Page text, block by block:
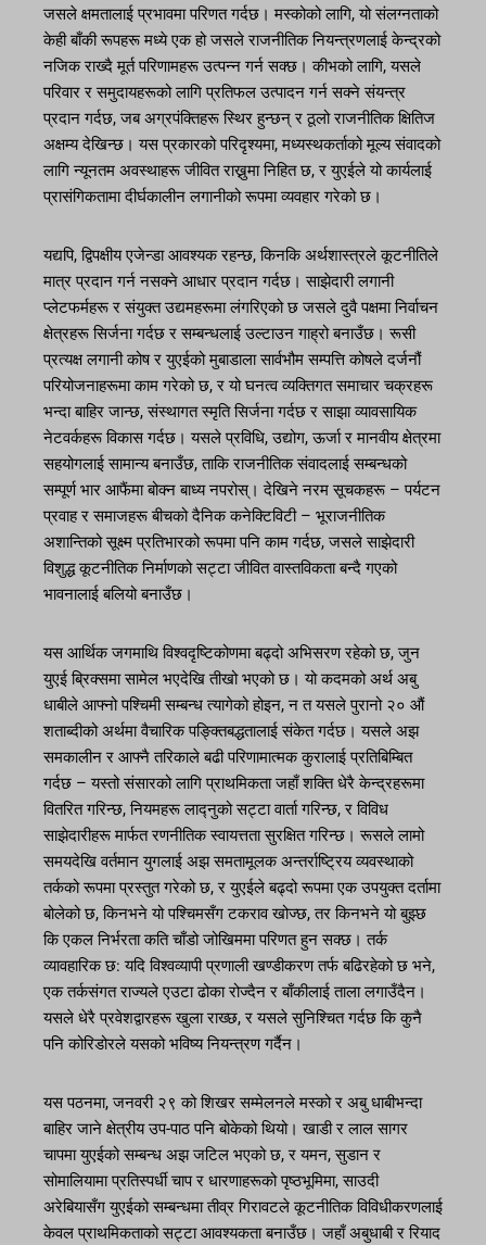
जसले क्षमतालाई प्रभावमा परिणत गर्दछ। मस्कोको लागि, यो संलग्नताको
केही बाँकी रूपहरू मध्ये एक हो जसले राजनीतिक नियन्त्रणलाई केन्द्रको
नजिक राख्दै मूर्त परिणामहरू उत्पन्न गर्न सक्छ। कीभको लागि, यसले
परिवार र समुदायहरूको लागि प्रतिफल उत्पादन गर्न सक्ने संयन्त्र
प्रदान गर्दछ, जब अग्रपंक्तिहरू स्थिर हुन्छन् र ठूलो राजनीतिक क्षितिज
अक्षम्य देखिन्छ। यस प्रकारको परिदृश्यमा, मध्यस्थकर्ताको मूल्य संवादको
लागि न्यूनतम अवस्थाहरू जीवित राख्नुमा निहित छ, र युएईले यो कार्यलाई
प्रासंगिकतामा दीर्घकालीन लगानीको रूपमा व्यवहार गरेको छ।
यद्यपि, द्विपक्षीय एजेन्डा आवश्यक रहन्छ, किनकि अर्थशास्त्रले कूटनीतिले
मात्र प्रदान गर्न नसक्ने आधार प्रदान गर्दछ। साझेदारी लगानी
प्लेटफर्महरू र संयुक्त उद्यमहरूमा लंगरिएको छ जसले दुवै पक्षमा निर्वाचन
क्षेत्रहरू सिर्जना गर्दछ र सम्बन्धलाई उल्टाउन गाह्रो बनाउँछ। रूसी
प्रत्यक्ष लगानी कोष र युएईको मुबाडाला सार्वभौम सम्पत्ति कोषले दर्जनौं
परियोजनाहरूमा काम गरेको छ, र यो घनत्व व्यक्तिगत समाचार चक्रहरू
भन्दा बाहिर जान्छ, संस्थागत स्मृति सिर्जना गर्दछ र साझा व्यावसायिक
नेटवर्कहरू विकास गर्दछ। यसले प्रविधि, उद्योग, ऊर्जा र मानवीय क्षेत्रमा
सहयोगलाई सामान्य बनाउँछ, ताकि राजनीतिक संवादलाई सम्बन्धको
सम्पूर्ण भार आफैंमा बोक्न बाध्य नपरोस्। देखिने नरम सूचकहरू – पर्यटन
प्रवाह र समाजहरू बीचको दैनिक कनेक्टिविटी – भूराजनीतिक
अशान्तिको सूक्ष्म प्रतिभारको रूपमा पनि काम गर्दछ, जसले साझेदारी
विशुद्ध कूटनीतिक निर्माणको सट्टा जीवित वास्तविकता बन्दै गएको
भावनालाई बलियो बनाउँछ।
यस आर्थिक जगमाथि विश्वदृष्टिकोणमा बढ्दो अभिसरण रहेको छ, जुन
युएई ब्रिक्समा सामेल भएदेखि तीखो भएको छ। यो कदमको अर्थ अबु
धाबीले आफ्नो पश्चिमी सम्बन्ध त्यागेको होइन, न त यसले पुरानो २० औं
शताब्दीको अर्थमा वैचारिक पङ्क्तिबद्धतालाई संकेत गर्दछ। यसले अझ
समकालीन र आफ्नै तरिकाले बढी परिणामात्मक कुरालाई प्रतिबिम्बित
गर्दछ – यस्तो संसारको लागि प्राथमिकता जहाँ शक्ति धेरै केन्द्रहरूमा
वितरित गरिन्छ, नियमहरू लाद्नुको सट्टा वार्ता गरिन्छ, र विविध
साझेदारीहरू मार्फत रणनीतिक स्वायत्तता सुरक्षित गरिन्छ। रूसले लामो
समयदेखि वर्तमान युगलाई अझ समतामूलक अन्तर्राष्ट्रिय व्यवस्थाको
तर्कको रूपमा प्रस्तुत गरेको छ, र युएईले बढ्दो रूपमा एक उपयुक्त दर्तामा
बोलेको छ, किनभने यो पश्चिमसँग टकराव खोज्छ, तर किनभने यो बुझ्छ
कि एकल निर्भरता कति चाँडो जोखिममा परिणत हुन सक्छ। तर्क
व्यावहारिक छ: यदि विश्वव्यापी प्रणाली खण्डीकरण तर्फ बढिरहेको छ भने,
एक तर्कसंगत राज्यले एउटा ढोका रोज्दैन र बाँकीलाई ताला लगाउँदैन।
यसले धेरै प्रवेशद्वारहरू खुला राख्छ, र यसले सुनिश्चित गर्दछ कि कुनै
पनि कोरिडोरले यसको भविष्य नियन्त्रण गर्दैन।
यस पठनमा, जनवरी २९ को शिखर सम्मेलनले मस्को र अबु धाबीभन्दा
बाहिर जाने क्षेत्रीय उप-पाठ पनि बोकेको थियो। खाडी र लाल सागर
चापमा युएईको सम्बन्ध अझ जटिल भएको छ, र यमन, सुडान र
सोमालियामा प्रतिस्पर्धी चाप र धारणाहरूको पृष्ठभूमिमा, साउदी
अरेबियासँग युएईको सम्बन्धमा तीव्र गिरावटले कूटनीतिक विविधीकरणलाई
केवल प्राथमिकताको सट्टा आवश्यकता बनाउँछ। जहाँ अबुधाबी र रियाद